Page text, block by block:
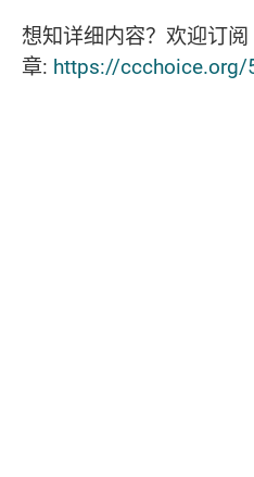
想知详细内容？欢迎订
章: https://ccchoice.org/